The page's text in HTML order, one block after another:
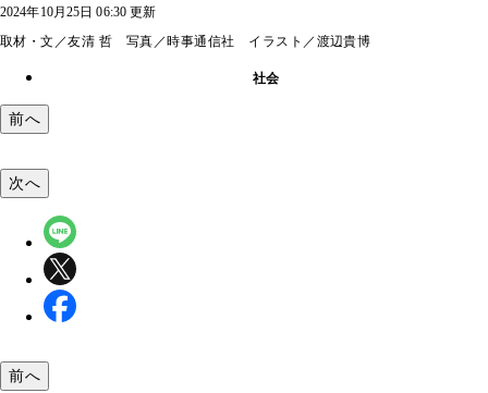
2024年10月25日 06:30 更新
取材・文／友清 哲 写真／時事通信社 イラスト／渡辺貴博
社会
前へ
次へ
前へ